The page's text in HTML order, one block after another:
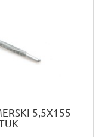
5,5X155